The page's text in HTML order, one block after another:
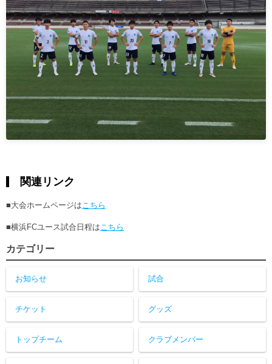
関連リンク
■大会ホームページは こちら
■横浜FCユース試合日程は こちら
カテゴリー
お知らせ 試合
チケット グッズ
トップチーム クラブメンバー